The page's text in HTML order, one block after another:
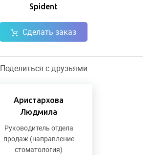
Spident
Сделать заказ
Поделиться с друзьями
Аристархова
Людмила
Руководитель отдела
продаж (направление
стоматология)